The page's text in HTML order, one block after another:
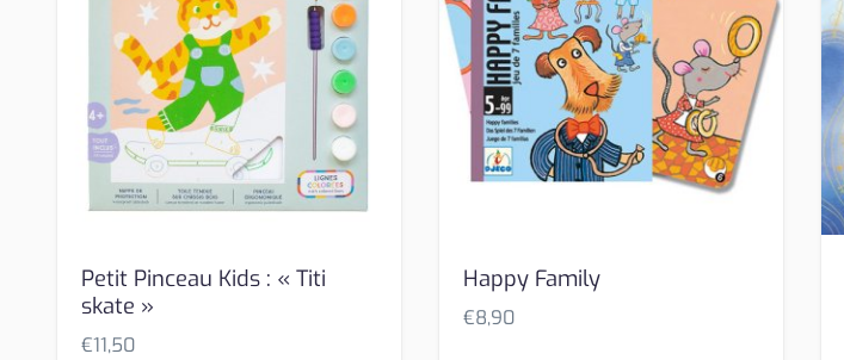
Petit Pinceau Kids : « Titi
skate »
€11,50
Happy Family
€8,90